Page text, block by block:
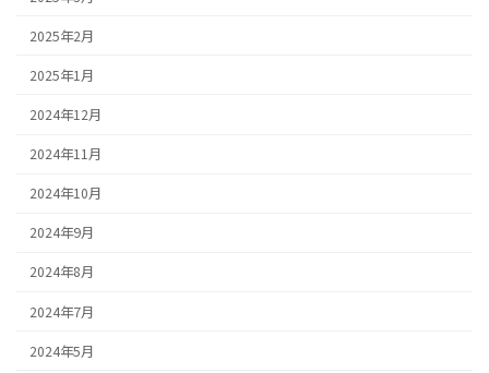
2025年2月
2025年1月
2024年12月
2024年11月
2024年10月
2024年9月
2024年8月
2024年7月
2024年5月